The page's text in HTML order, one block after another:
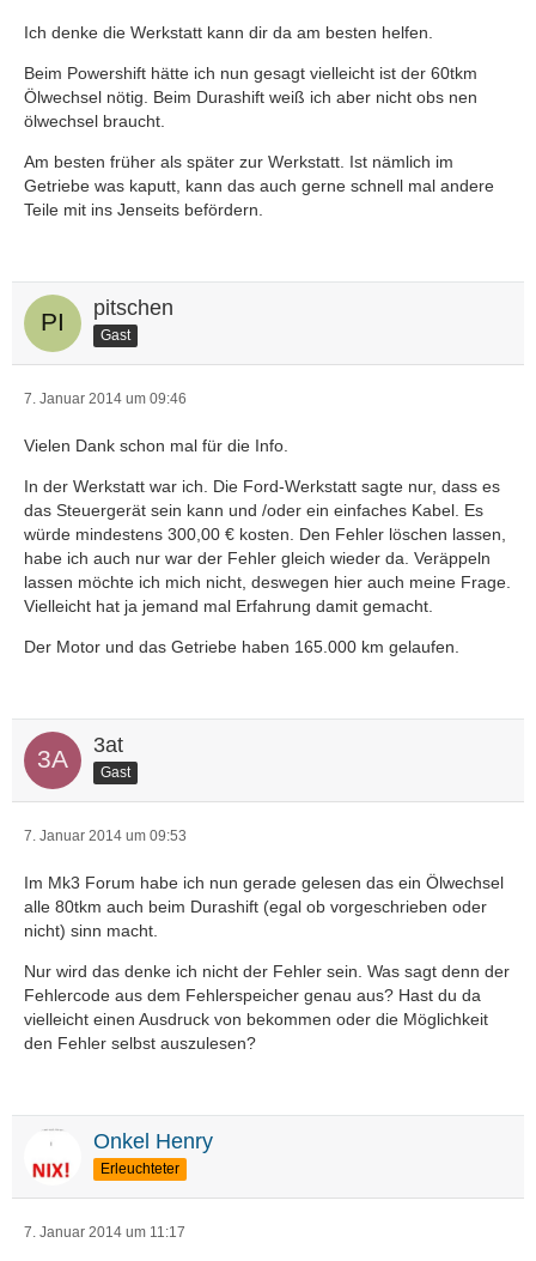
Ich denke die Werkstatt kann dir da am besten helfen.
Beim Powershift hätte ich nun gesagt vielleicht ist der 60tkm
Ölwechsel nötig. Beim Durashift weiß ich aber nicht obs nen
ölwechsel braucht.
Am besten früher als später zur Werkstatt. Ist nämlich im
Getriebe was kaputt, kann das auch gerne schnell mal andere
Teile mit ins Jenseits befördern.
pitschen
Gast
7. Januar 2014 um 09:46
Vielen Dank schon mal für die Info.
In der Werkstatt war ich. Die Ford-Werkstatt sagte nur, dass es
das Steuergerät sein kann und /oder ein einfaches Kabel. Es
würde mindestens 300,00 € kosten. Den Fehler löschen lassen,
habe ich auch nur war der Fehler gleich wieder da. Veräppeln
lassen möchte ich mich nicht, deswegen hier auch meine Frage.
Vielleicht hat ja jemand mal Erfahrung damit gemacht.
Der Motor und das Getriebe haben 165.000 km gelaufen.
3at
Gast
7. Januar 2014 um 09:53
Im Mk3 Forum habe ich nun gerade gelesen das ein Ölwechsel
alle 80tkm auch beim Durashift (egal ob vorgeschrieben oder
nicht) sinn macht.
Nur wird das denke ich nicht der Fehler sein. Was sagt denn der
Fehlercode aus dem Fehlerspeicher genau aus? Hast du da
vielleicht einen Ausdruck von bekommen oder die Möglichkeit
den Fehler selbst auszulesen?
Onkel Henry
Erleuchteter
7. Januar 2014 um 11:17